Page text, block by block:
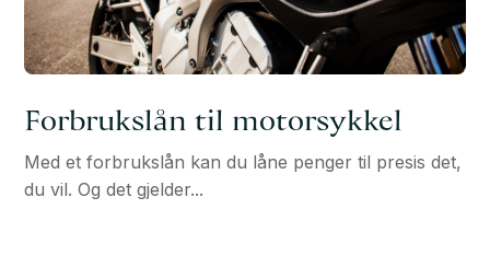
Forbrukslån til motorsykkel
Med et forbrukslån kan du låne penger til presis det,
du vil. Og det gjelder...